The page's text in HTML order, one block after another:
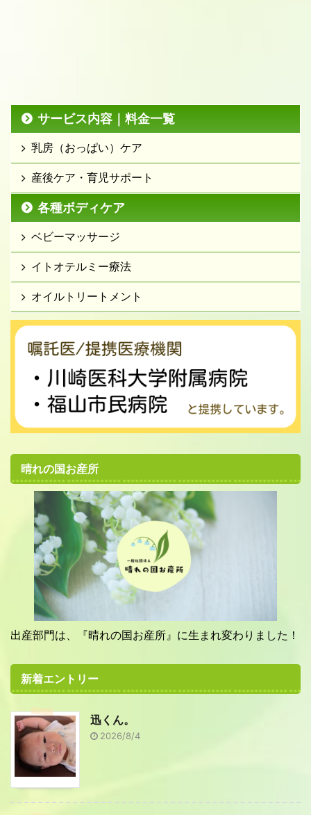
サービス内容｜料金一覧
乳房（おっぱい）ケア
産後ケア・育児サポート
各種ボディケア
ベビーマッサージ
イトオテルミー療法
オイルトリートメント
晴れの国お産所
出産部門は、『晴れの国お産所』に生まれ変わりました！
新着エントリー
迅くん。
2026/8/4